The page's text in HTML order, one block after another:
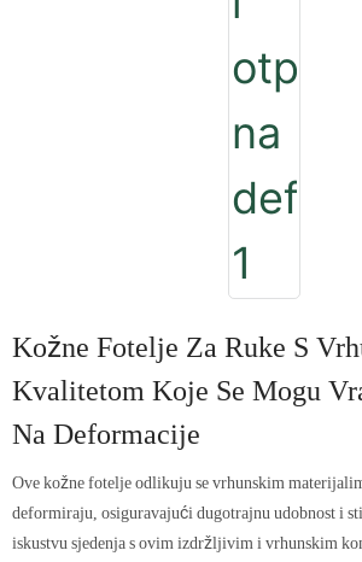
Kožne Fotelje Za Ruke S
Kvalitetom Koje Se Mogu
Na Deformacije
Ove kožne fotelje odlikuju se vrhunskim
deformiraju, osiguravajući dugotrajnu udobnost i
iskustvu sjedenja s ovim izdržljivim i vrhunskim